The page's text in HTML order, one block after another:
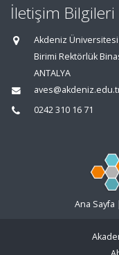
İletişim Bilgileri
Akdeniz
Birimi Rektörlük
ANTALYA
0242 310 16 71
Ana Sayfa